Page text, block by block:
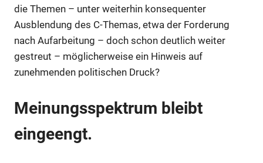
die Themen – unter weiterhin konsequenter
Ausblendung des C-Themas, etwa der Forderung
nach Aufarbeitung – doch schon deutlich weiter
gestreut – möglicherweise ein Hinweis auf
zunehmenden politischen Druck?
Meinungsspektrum bleibt
eingeengt.